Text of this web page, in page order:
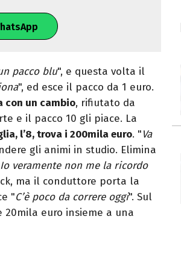
pacco blu", e questa volta il
", ed esce il pacco da 1 euro.
con un cambio, rifiutato da
e il pacco 10 gli piace. La
l’8, trova i 200mila euro. "Va
gli animi in studio. Elimina
Io veramente non me la ricordo
ma il conduttore porta la
"C’è poco da correre oggi". Sul
euro insieme a una